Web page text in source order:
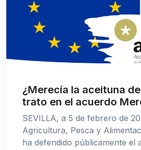
¿Merecía la aceituna
trato en el acuerdo
SEVILLA, a 5 de febrero de
Agricultura, Pesca y
ha defendido públicamente el